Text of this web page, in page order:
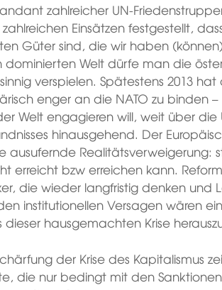
zahlreicher UN-
Einsätzen festgestellt,
Güter sind, die wir haben
dominierten Welt dürfe man die
verspielen. Spätestens 2013 hat
enger an die NATO zu binden –
Welt engagieren will, weit über die
hinausgehend. Der
ausufernde Realitätsverweigerung:
erreicht bzw erreichen kann.
die wieder langfristig denken und
institutionellen Versagen wären
hausgemachten Krise
der Krise des Kapitalismus
die nur bedingt mit den